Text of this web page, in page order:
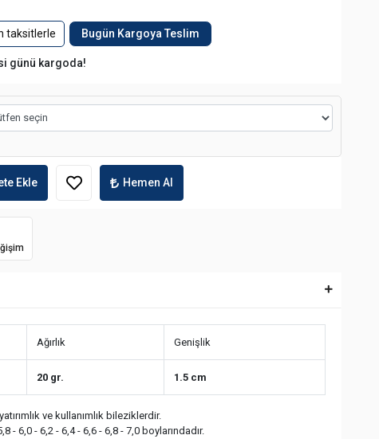
taksitlerle Bugün Kargoya Teslim
günü kargoda!
Ekle Hemen Al
Ağırlık Genişlik
20 gr. 1.5 cm
ve kullanımlık bileziklerdir.
- 6,0 - 6,2 - 6,4 - 6,6 - 6,8 - 7,0 boylarındadır.